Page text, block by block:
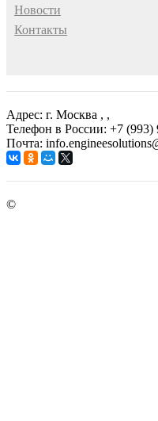
Новости
Контакты
Адрес: г. Москва , ,
Телефон в России: +7 (993)
Почта:
©